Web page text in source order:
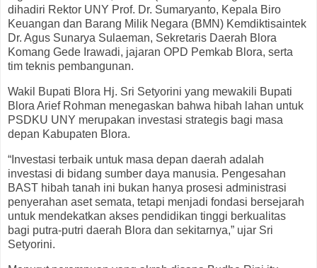
dihadiri Rektor UNY Prof. Dr. Sumaryanto, Kepala Biro
Keuangan dan Barang Milik Negara (BMN) Kemdiktisaintek
Dr. Agus Sunarya Sulaeman, Sekretaris Daerah Blora
Komang Gede Irawadi, jajaran OPD Pemkab Blora, serta
tim teknis pembangunan.
Wakil Bupati Blora Hj. Sri Setyorini yang mewakili Bupati
Blora Arief Rohman menegaskan bahwa hibah lahan untuk
PSDKU UNY merupakan investasi strategis bagi masa
depan Kabupaten Blora.
“Investasi terbaik untuk masa depan daerah adalah
investasi di bidang sumber daya manusia. Pengesahan
BAST hibah tanah ini bukan hanya prosesi administrasi
penyerahan aset semata, tetapi menjadi fondasi bersejarah
untuk mendekatkan akses pendidikan tinggi berkualitas
bagi putra-putri daerah Blora dan sekitarnya,” ujar Sri
Setyorini.